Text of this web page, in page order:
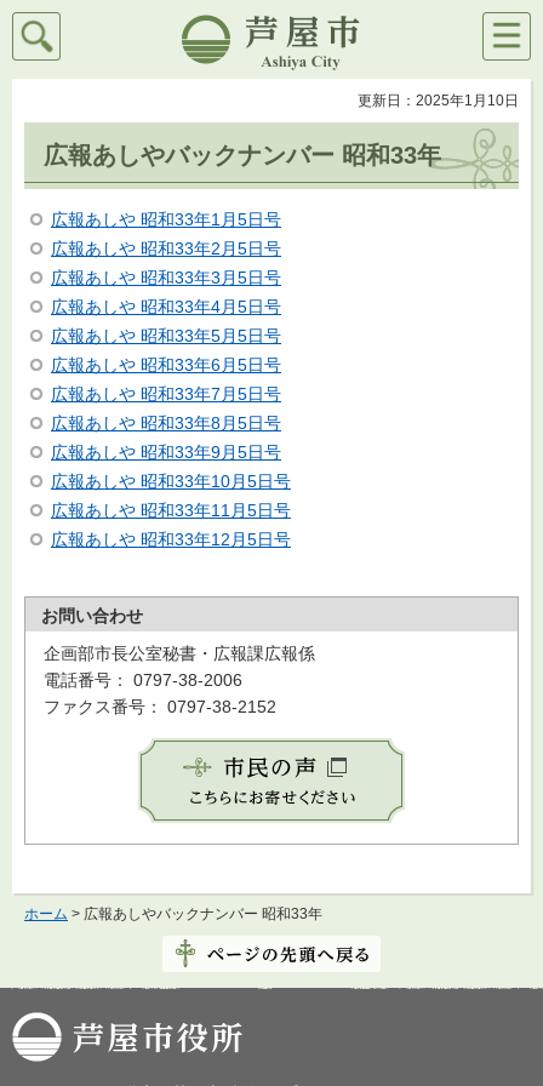
芦屋市
検索
メニ
ュー
更新日：2025年1月10日
広報あしやバックナンバー 昭和33年
広報あしや 昭和33年1月5日号
広報あしや 昭和33年2月5日号
広報あしや 昭和33年3月5日号
広報あしや 昭和33年4月5日号
広報あしや 昭和33年5月5日号
広報あしや 昭和33年6月5日号
広報あしや 昭和33年7月5日号
広報あしや 昭和33年8月5日号
広報あしや 昭和33年9月5日号
広報あしや 昭和33年10月5日号
広報あしや 昭和33年11月5日号
広報あしや 昭和33年12月5日号
お問い合わせ
企画部市長公室秘書・広報課広報係
電話番号： 0797-38-2006
ファクス番号： 0797-38-2152
ホーム > 広報あしやバックナンバー 昭和33年
芦屋市役所